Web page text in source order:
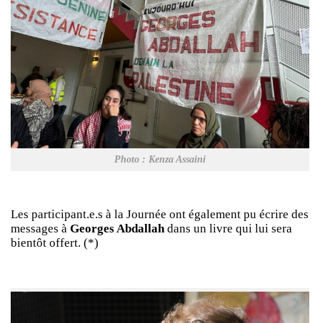
Photo : Kenza Assaini
Les participant.e.s à la Journée ont également pu écrire des
messages à Georges Abdallah dans un livre qui lui sera
bientôt offert. (*)